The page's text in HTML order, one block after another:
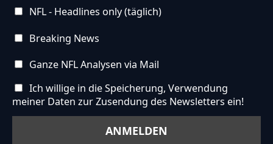
NFL - Headlines only (täglich)
Breaking News
Ganze NFL Analysen via Mail
Ich willige in die Speicherung, Verwendung
meiner Daten zur Zusendung des Newsletters ein!